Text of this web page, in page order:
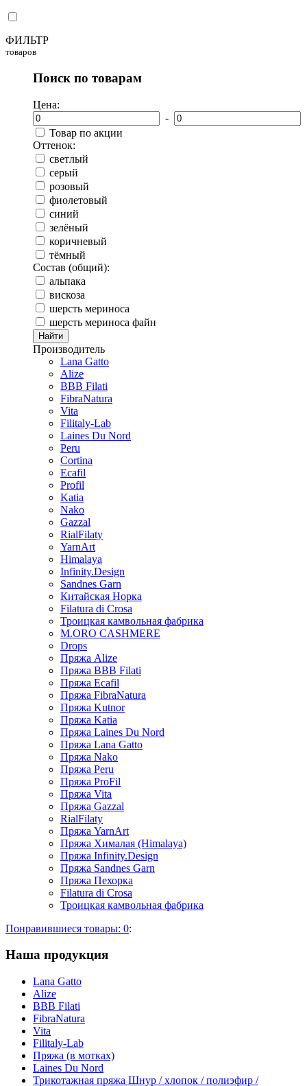
ФИЛЬТР
товаров
Поиск по товарам
Цена:
-
Товар по акции
Оттенок:
светлый
серый
розовый
фиолетовый
синий
зелёный
коричневый
тёмный
Состав (общий):
альпака
вискоза
шерсть мериноса
шерсть мериноса файн
Производитель
Lana Gatto
Alize
BBB Filati
FibraNatura
Vita
Filitaly-Lab
Laines Du Nord
Peru
Cortina
Ecafil
Profil
Katia
Nako
Gazzal
RialFilaty
YarnArt
Himalaya
Infinity.Design
Sandnes Garn
Китайская Норка
Filatura di Сrosa
Троицкая камвольная фабрика
M.ORO CASHMERE
Drops
Пряжа Alize
Пряжа BBB Filati
Пряжа Ecafil
Пряжа FibraNatura
Пряжа Kutnor
Пряжа Katia
Пряжа Laines Du Nord
Пряжа Lana Gatto
Пряжа Nako
Пряжа Peru
Пряжа ProFil
Пряжа Vita
Пряжа Gazzal
RialFilaty
Пряжа YarnArt
Пряжа Хималая (Himalaya)
Пряжа Infinity.Design
Пряжа Sandnes Garn
Пряжа Пехорка
Filatura di Сrosa
Троицкая камвольная фабрика
Понравившиеся товары: 0:
Наша продукция
Lana Gatto
Alize
BBB Filati
FibraNatura
Vita
Filitaly-Lab
Пряжа (в мотках)
Laines Du Nord
Трикотажная пряжа Шнур / хлопок / полиэфир /